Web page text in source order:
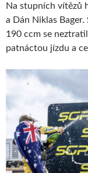
Na stupních vítězů
a Dán Niklas
190 ccm se
patnáctou jízdu a